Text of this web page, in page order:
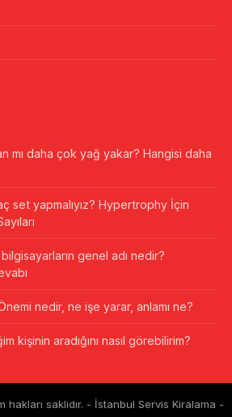
mı daha çok yağ yakar? Hangisi daha
set yapmalıyız? Hypertrophy İçin
genel adı nedir?
nedir, ne işe yarar, anlamı ne?
kişinin aradığını nasıl görebilirim?
saklıdır. - İstanbul Servis Kiralama -